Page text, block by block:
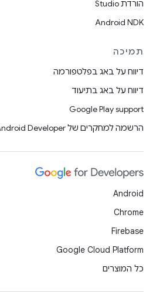
הורדת Studio
Android NDK
תמיכה
דיווח על באג בפלטפורמה
דיווח על באג בתיעוד
Google Play support
הרשמה למחקרים של Android Developer
Android
Chrome
Firebase
Google Cloud Platform
כל המוצרים